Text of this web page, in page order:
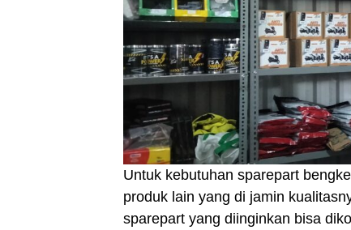
Untuk kebutuhan sparepart
produk lain yang di jamin
sparepart yang diinginkan bisa